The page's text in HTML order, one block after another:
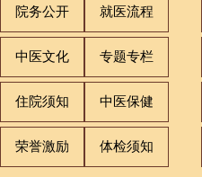
院务公开 就医流程
中医文化 专题专栏
住院须知 中医保健
荣誉激励 体检须知